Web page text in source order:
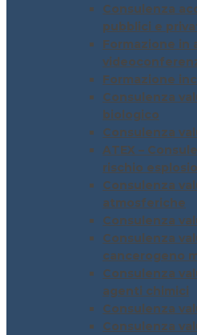
Consulenza
pubblici e
Formazione in
Formazione
Consulenza
biologico
Consulenza
ATEX –
rischio
Consulenza
atmosferiche
Consulenza
Consulenza
cancerogeno
Consulenza
agenti chimici
Consulenza
Consulenza